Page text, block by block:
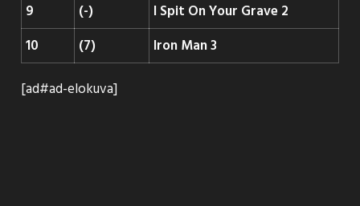
9
(-)
I Spit On Your Grave 2
10
(7)
Iron Man 3
[ad#ad-elokuva]